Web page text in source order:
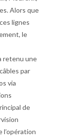
Alors que
lignes
le
retenu une
par
via
de
l’opération